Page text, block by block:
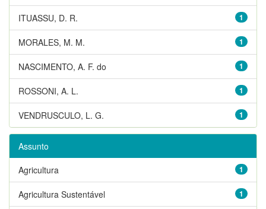
1
ITUASSU, D. R.
1
MORALES, M. M.
1
NASCIMENTO, A. F. do
1
ROSSONI, A. L.
1
VENDRUSCULO, L. G.
Assunto
1
Agricultura
1
Agricultura Sustentável